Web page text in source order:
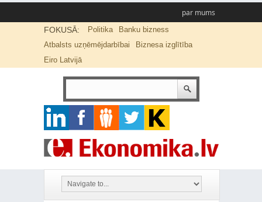
par mums
FOKUSĀ: Politika
Banku bizness
Atbalsts uzņēmējdarbībai
Biznesa izglītība
Eiro Latvijā